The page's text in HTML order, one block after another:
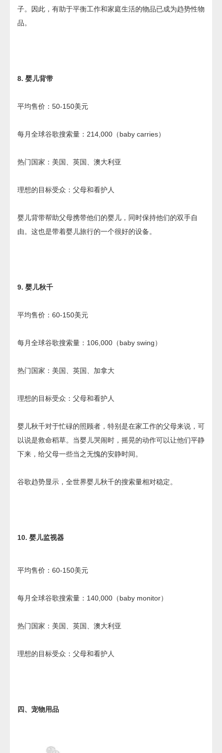
子。因此，有助于平衡工作和家庭生活的物品已成为趋势性物
品。
8. 婴儿背带
平均售价：50-150美元
每月全球谷歌搜索量：214,000（baby carries）
热门国家：美国、英国、澳大利亚
理想的目标受众：父母和看护人
婴儿背带帮助父母携带他们的婴儿，同时保持他们的双手自
由。这也是带着婴儿旅行的一个很好的设备。
9. 婴儿秋千
平均售价：60-150美元
每月全球谷歌搜索量：106,000（baby swing）
热门国家：美国、英国、加拿大
理想的目标受众：父母和看护人
婴儿秋千对于忙碌的照顾者，特别是在家工作的父母来说，可
以说是救命稻草。当婴儿哭闹时，摇晃的动作可以让他们平静
下来，给父母一些当之无愧的安静时间。
谷歌趋势显示，全世界婴儿秋千的搜索量相对稳定。
10. 婴儿监视器
平均售价：60-150美元
每月全球谷歌搜索量：140,000（baby monitor）
热门国家：美国、英国、澳大利亚
理想的目标受众：父母和看护人
四、宠物用品